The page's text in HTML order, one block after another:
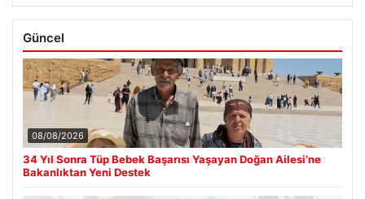
Güncel
08/08/2026
34 Yıl Sonra Tüp Bebek Başarısı Yaşayan Doğan Ailesi’ne
Bakanlıktan Yeni Destek